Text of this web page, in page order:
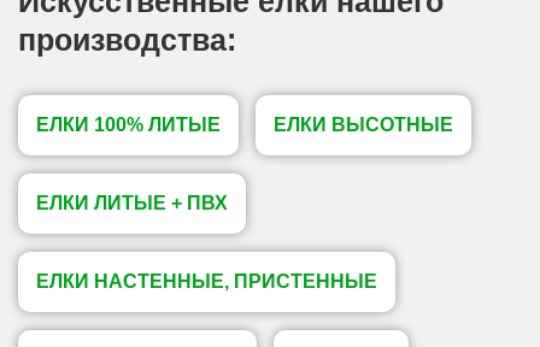
производства:
ЕЛКИ 100% ЛИТЫЕ ЕЛКИ ВЫСОТНЫЕ
ЕЛКИ ЛИТЫЕ + ПВХ
ЕЛКИ НАСТЕННЫЕ, ПРИСТЕННЫЕ